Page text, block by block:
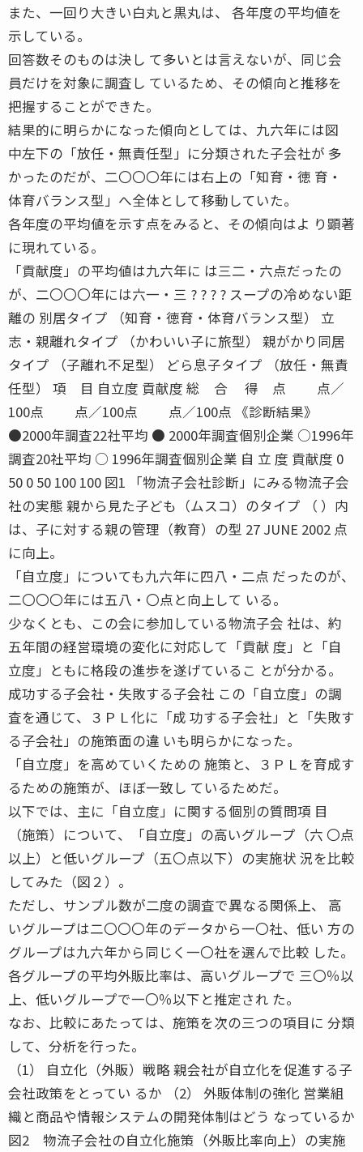
また、一回り大きい白丸と黒丸は、 各年度の平均値を
示している。
回答数そのものは決し て多いとは言えないが、同じ会
員だけを対象に調査し ているため、その傾向と推移を
把握することができた。
結果的に明らかになった傾向としては、九六年には図
中左下の「放任・無責任型」に分類された子会社が 多
かったのだが、二〇〇〇年には右上の「知育・徳 育・
体育バランス型」へ全体として移動していた。
各年度の平均値を示す点をみると、その傾向はよ り顕著
に現れている。
「貢献度」の平均値は九六年に は三二・六点だったの
が、二〇〇〇年には六一・三 ? ? ? ? スープの冷めない距
離の 別居タイプ （知育・徳育・体育バランス型） 立
志・親離れタイプ （かわいい子に旅型） 親がかり同居
タイプ （子離れ不足型） どら息子タイプ （放任・無責
任型） 項 目 自立度 貢献度 総 合 得 点 点／
100点 点／100点 点／100点 《診断結果》
●2000年調査22社平均 ● 2000年調査個別企業 ○1996年
調査20社平均 ○ 1996年調査個別企業 自 立 度 貢献度 0
50 0 50 100 100 図1 「物流子会社診断」にみる物流子会
社の実態 親から見た子ども（ムスコ）のタイプ （ ）内
は、子に対する親の管理（教育）の型 27 JUNE 2002 点
に向上。
「自立度」についても九六年に四八・二点 だったのが、
二〇〇〇年には五八・〇点と向上して いる。
少なくとも、この会に参加している物流子会 社は、約
五年間の経営環境の変化に対応して「貢献 度」と「自
立度」ともに格段の進歩を遂げているこ とが分かる。
成功する子会社・失敗する子会社 この「自立度」の調
査を通じて、３ＰＬ化に「成 功する子会社」と「失敗す
る子会社」の施策面の違 いも明らかになった。
「自立度」を高めていくための 施策と、３ＰＬを育成す
るための施策が、ほぼ一致し ているためだ。
以下では、主に「自立度」に関する個別の質問項 目
（施策）について、「自立度」の高いグループ（六 〇点
以上）と低いグループ（五〇点以下）の実施状 況を比較
してみた（図２）。
ただし、サンプル数が二度の調査で異なる関係上、 高
いグループは二〇〇〇年のデータから一〇社、低い 方の
グループは九六年から同じく一〇社を選んで比較 した。
各グループの平均外販比率は、高いグループで 三〇％以
上、低いグループで一〇％以下と推定され た。
なお、比較にあたっては、施策を次の三つの項目に 分類
して、分析を行った。
（1） 自立化（外販）戦略 親会社が自立化を促進する子
会社政策をとってい るか （2） 外販体制の強化 営業組
織と商品や情報システムの開発体制はどう なっているか
図2 物流子会社の自立化施策（外販比率向上）の実施